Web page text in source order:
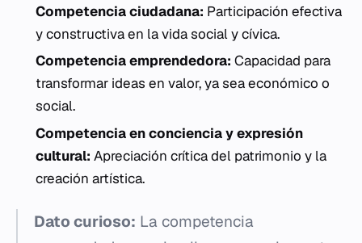
Competencia ciudadana: Participación efectiva
y constructiva en la vida social y cívica.
Competencia emprendedora: Capacidad para
transformar ideas en valor, ya sea económico o
social.
Competencia en conciencia y expresión
cultural: Apreciación crítica del patrimonio y la
creación artística.
Dato curioso: La competencia